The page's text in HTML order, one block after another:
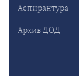
Аспирантура
Архив ДОД